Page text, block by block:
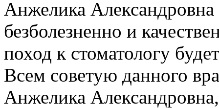
Анжелика Александровна
безболезненно и
поход к стоматологу
Всем советую данного
Анжелика